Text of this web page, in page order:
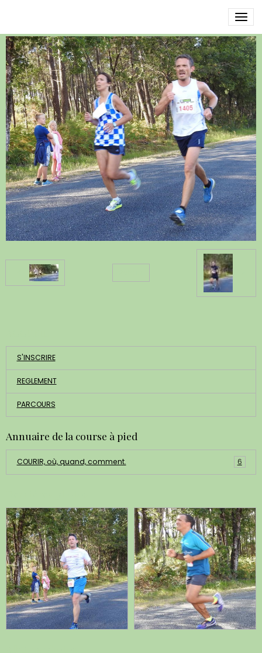
S'INSCRIRE
REGLEMENT
PARCOURS
Annuaire de la course à pied
COURIR, où, quand, comment. 6